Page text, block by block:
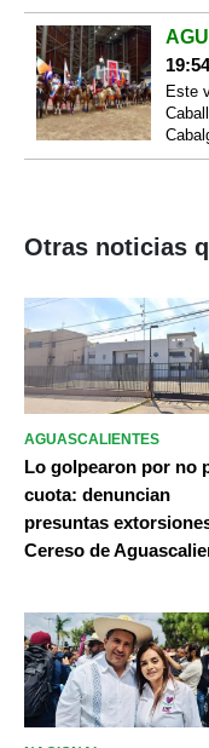
19:54
Este
Otras noticias
AGUASCALIENTES
Lo golpearon por no
cuota: denuncian
presuntas
Cereso de